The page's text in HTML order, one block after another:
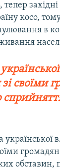
тепер
косо,
в
зі своїми
обставин,